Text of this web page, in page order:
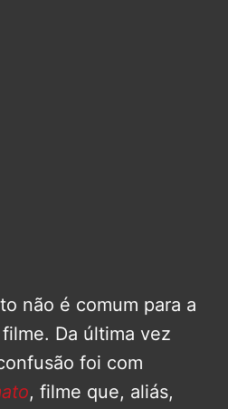
não é comum para a
Da última vez
foi com
, filme que, aliás,